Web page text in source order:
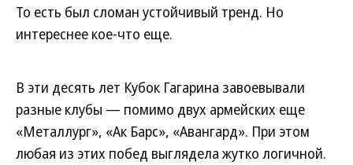
То есть был сломан устойчивый тренд. Но
интереснее кое-что еще.
В эти десять лет Кубок Гагарина завоевывали
разные клубы — помимо двух армейских еще
«Металлург», «Ак Барс», «Авангард». При этом
любая из этих побед выглядела жутко логичной.